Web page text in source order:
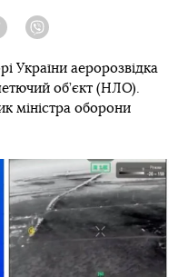
Telegram
України аеророзвідка
об’єкт (НЛО).
міністра оборони